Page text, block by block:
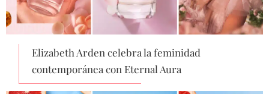
Elizabeth Arden celebra la feminidad
contemporánea con Eternal Aura